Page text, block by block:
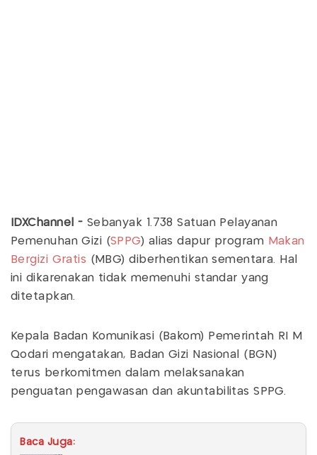
IDXChannel - Sebanyak 1.738 Satuan Pelayanan
Pemenuhan Gizi (SPPG) alias dapur program Makan
Bergizi Gratis (MBG) diberhentikan sementara. Hal
ini dikarenakan tidak memenuhi standar yang
ditetapkan.
Kepala Badan Komunikasi (Bakom) Pemerintah RI M
Qodari mengatakan, Badan Gizi Nasional (BGN)
terus berkomitmen dalam melaksanakan
penguatan pengawasan dan akuntabilitas SPPG.
Baca Juga: